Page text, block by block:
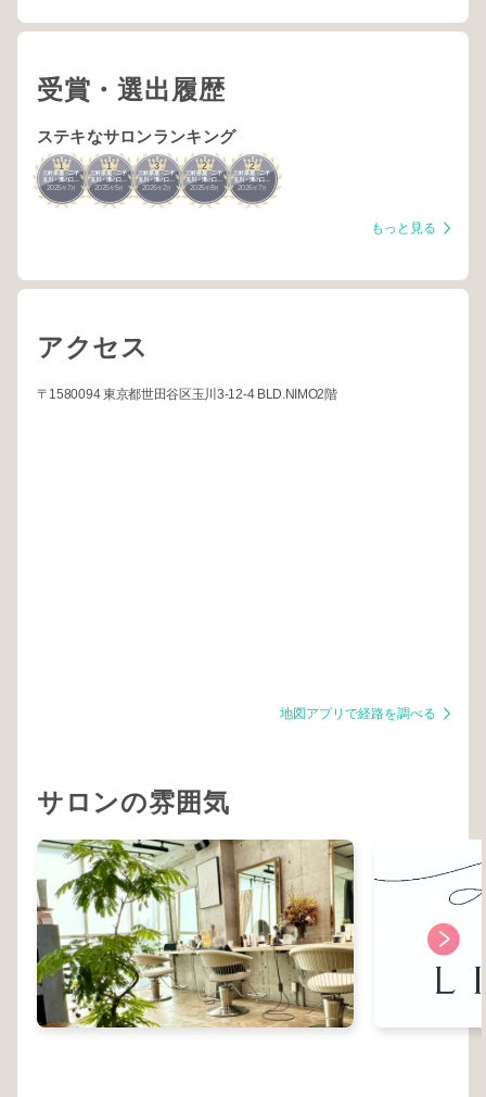
受賞・選出履歴
ステキなサロンランキング
1
三軒茶屋・二子
玉川・溝の口・
青葉台
2025年 7
1
三軒茶屋・二子
玉川・溝の口・
青葉台
2025年 5月
3
三軒茶屋・二子
玉川・溝の口・
青葉台
2026年 2月
2
三軒茶屋・二子
玉川・溝の口・
青葉台
2025年 8月
2
三軒茶屋・二子
玉川・溝の口・
青葉台
2026年 7
もっと見る
アクセス
〒1580094 東京都世田谷区玉川3-12-4 BLD.NIMO2階
地図アプリで経路を調べる
サロンの雰囲気